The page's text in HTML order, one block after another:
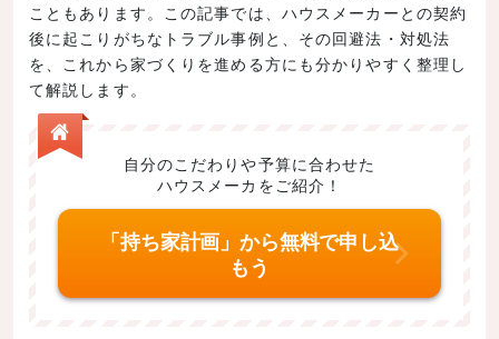
ク
こともあります。この記事では、ハウスメーカーとの契約
後に起こりがちなトラブル事例と、その回避法・対処法
を、これから家づくりを進める方にも分かりやすく整理し
て解説します。
自分のこだわりや予算に合わせた
ハウスメーカをご紹介！
「持ち家計画」から無料で申し込
もう